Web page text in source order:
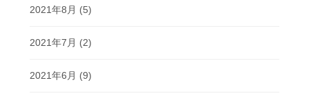
2021年8月 (5)
2021年7月 (2)
2021年6月 (9)